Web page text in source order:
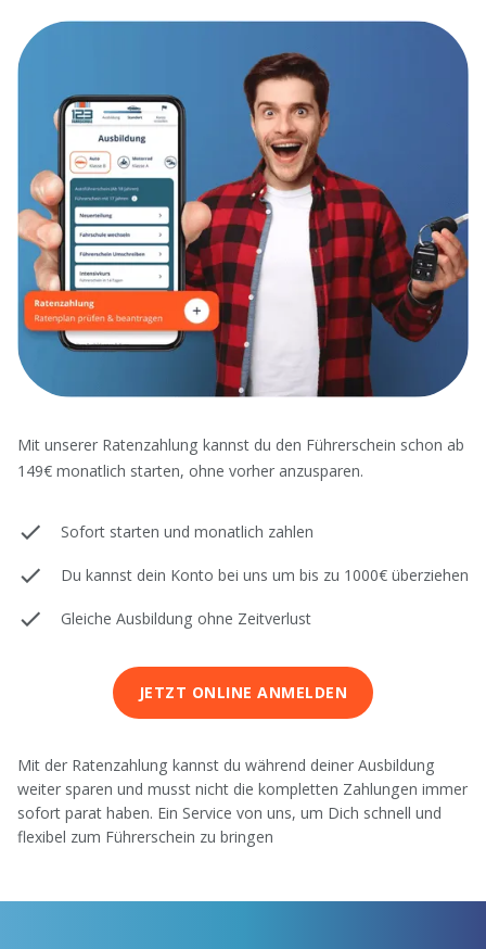
Mit unserer Ratenzahlung kannst du den Führerschein schon ab
149€ monatlich starten, ohne vorher anzusparen.
Sofort starten und monatlich zahlen
Du kannst dein Konto bei uns um bis zu 1000€ überziehen
Gleiche Ausbildung ohne Zeitverlust
JETZT ONLINE ANMELDEN
Mit der Ratenzahlung kannst du während deiner Ausbildung
weiter sparen und musst nicht die kompletten Zahlungen immer
sofort parat haben. Ein Service von uns, um Dich schnell und
flexibel zum Führerschein zu bringen